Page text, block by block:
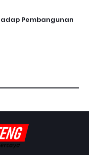
Pembangunan